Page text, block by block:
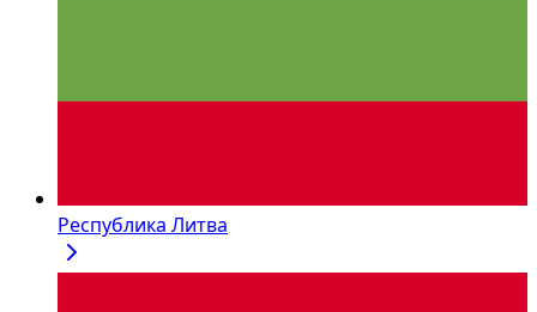
Республика Литва